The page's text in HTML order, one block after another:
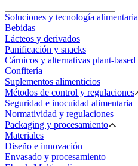
Soluciones y tecnología alimentaria
Bebidas
Lácteos y derivados
Panificación y snacks
Cárnicos y alternativas plant-based
Confitería
Suplementos alimenticios
Métodos de control y regulaciones
Seguridad e inocuidad alimentaria
Normatividad y regulaciones
Packaging y procesamiento
Materiales
Diseño e innovación
Envasado y procesamiento